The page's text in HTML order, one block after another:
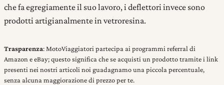
che fa egregiamente il suo lavoro, i deflettori invece sono
prodotti artigianalmente in vetroresina.
Trasparenza: MotoViaggiatori partecipa ai programmi referral di
Amazon e eBay; questo significa che se acquisti un prodotto tramite i link
presenti nei nostri articoli noi guadagnamo una piccola percentuale,
senza alcuna maggiorazione di prezzo per te.